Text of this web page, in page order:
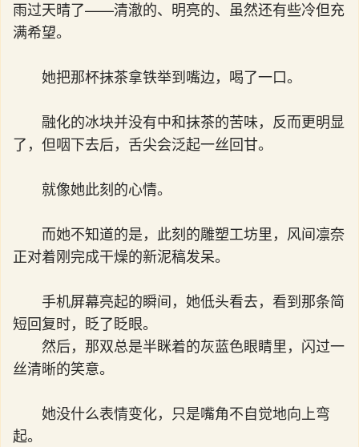
雨过天晴了——清澈的、明亮的、虽然还有些冷但充
满希望。
她把那杯抹茶拿铁举到嘴边，喝了一口。
融化的冰块并没有中和抹茶的苦味，反而更明显
了，但咽下去后，舌尖会泛起一丝回甘。
就像她此刻的心情。
而她不知道的是，此刻的雕塑工坊里，风间凛奈
正对着刚完成干燥的新泥稿发呆。
手机屏幕亮起的瞬间，她低头看去，看到那条简
短回复时，眨了眨眼。
然后，那双总是半眯着的灰蓝色眼睛里，闪过一
丝清晰的笑意。
她没什么表情变化，只是嘴角不自觉地向上弯
起。